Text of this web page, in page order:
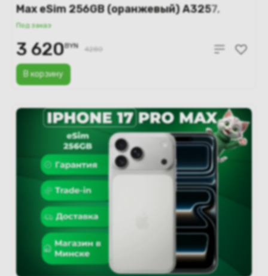
Max eSim 256GB (оранжевый) A3257,
A3525
Под заказ
В корзину
3 620BYN 4280